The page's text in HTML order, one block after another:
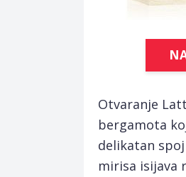
Otvaranje
bergamota
delikatan
mirisa isijava